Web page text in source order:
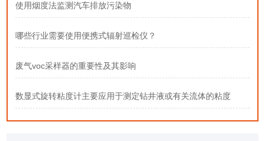
使用烟度法监测汽车排放污染物
哪些行业需要使用便携式辐射巡检仪？
废气voc采样器的重要性及其影响
数显式旋转粘度计主要应用于测定钻井液或有关流体的粘度